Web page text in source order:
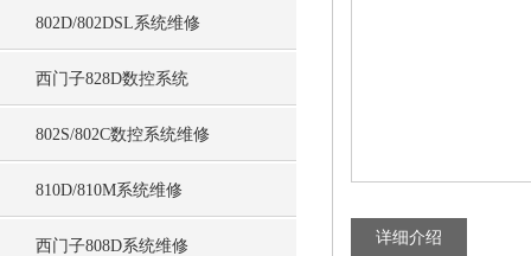
802D/802DSL系统维修
西门子828D数控系统
802S/802C数控系统维修
810D/810M系统维修
西门子808D系统维修 详细介绍